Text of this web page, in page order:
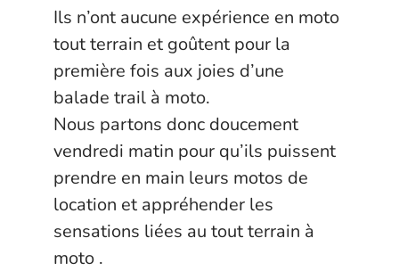
Ils n’ont aucune expérience en moto
tout terrain et goûtent pour la
première fois aux joies d’une
balade trail à moto.
Nous partons donc doucement
vendredi matin pour qu’ils puissent
prendre en main leurs motos de
location et appréhender les
sensations liées au tout terrain à
moto .